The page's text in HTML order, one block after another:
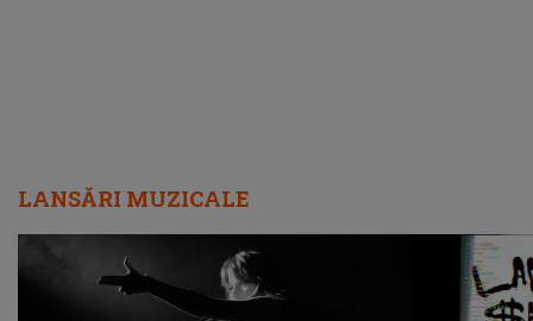
LANSĂRI MUZICALE